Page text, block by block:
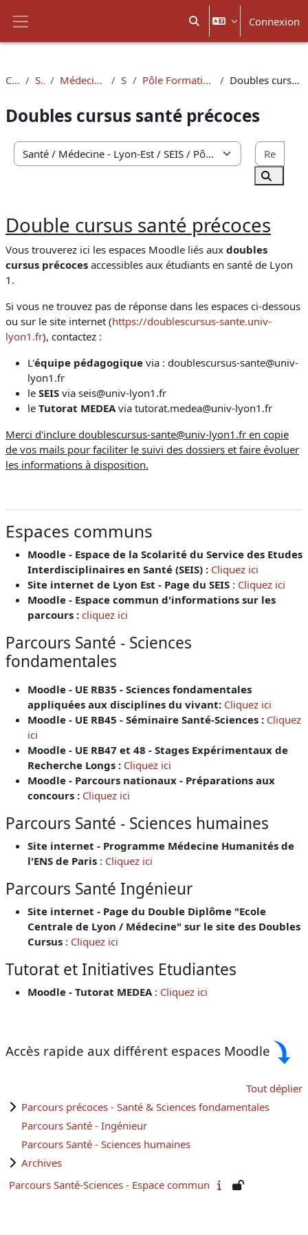
Activer/désactiver la
Connexion
Cours Santé Médecine - Lyon-Est SEIS Pôle Formation à la Recherche Doubles cursus santé précoces
Doubles cursus santé précoces
Catégories de cours
Double cursus santé précoces
Vous trouverez ici les espaces Moodle liés aux doubles
cursus précoces accessibles aux étudiants en santé de Lyon
1.
Si vous ne trouvez pas de réponse dans les espaces ci-dessous
ou sur le site internet (https://doublescursus-sante.univ-
lyon1.fr), contactez :
L'équipe pédagogique via : doublescursus-sante@univ-
lyon1.fr
le SEIS via seis@univ-lyon1.fr
le Tutorat MEDEA via tutorat.medea@univ-lyon1.fr
Merci d'inclure doublescursus-sante@univ-lyon1.fr en copie
de vos mails pour faciliter le suivi des dossiers et faire évoluer
les informations à disposition.
Espaces communs
Moodle - Espace de la Scolarité du Service des Etudes
Interdisciplinaires en Santé (SEIS) : Cliquez ici
Site internet de Lyon Est - Page du SEIS : Cliquez ici
Moodle - Espace commun d'informations sur les
parcours : cliquez ici
Parcours Santé - Sciences
fondamentales
Moodle - UE RB35 - Sciences fondamentales
appliquées aux disciplines du vivant: Cliquez ici
Moodle - UE RB45 - Séminaire Santé-Sciences : Cliquez
ici
Moodle - UE RB47 et 48 - Stages Expérimentaux de
Recherche Longs : Cliquez ici
Moodle - Parcours nationaux - Préparations aux
concours : Cliquez ici
Parcours Santé - Sciences humaines
Site internet - Programme Médecine Humanités de
l'ENS de Paris : Cliquez ici
Parcours Santé Ingénieur
Site internet - Page du Double Diplôme "Ecole
Centrale de Lyon / Médecine" sur le site des Doubles
Cursus : Cliquez ici
Tutorat et Initiatives Etudiantes
Moodle - Tutorat MEDEA : Cliquez ici
Accès rapide aux différent espaces Moodle
Tout déplier
Parcours précoces - Santé & Sciences fondamentales
Parcours Santé - Ingénieur
Parcours Santé - Sciences humaines
Archives
Parcours Santé-Sciences - Espace commun